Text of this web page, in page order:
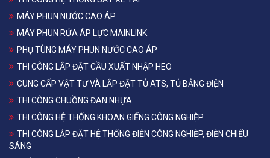
MÁY PHUN NƯỚC CAO ÁP
MÁY PHUN RỬA ÁP LỰC MAINLINK
PHỤ TÙNG MÁY PHUN NƯỚC CAO ÁP
THI CÔNG LẮP ĐẶT CẦU XUẤT NHẬP HEO
CUNG CẤP VẬT TƯ VÀ LẮP ĐẶT TỦ ATS, TỦ BẢNG ĐIỆN
THI CÔNG CHUỒNG ĐAN NHỰA
THI CÔNG HỆ THỐNG KHOAN GIẾNG CÔNG NGHIỆP
THI CÔNG LẮP ĐẶT HỆ THỐNG ĐIỆN CÔNG NGHIỆP, ĐIỆN CHIẾU
SÁNG